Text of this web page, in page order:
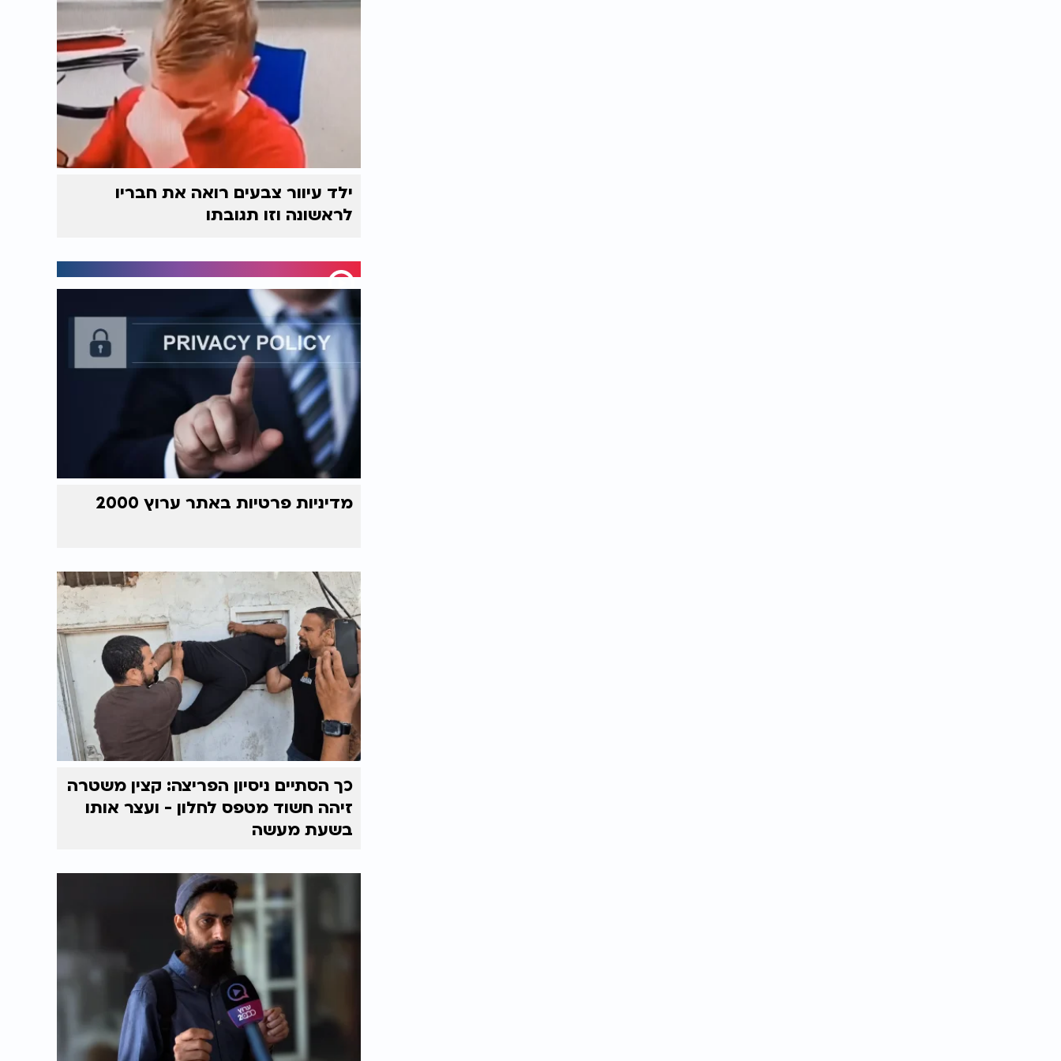
ילד עיוור צבעים רואה את חבריו
לראשונה וזו תגובתו
מדיניות פרטיות באתר ערוץ 2000
כך הסתיים ניסיון הפריצה: קצין משטרה
זיהה חשוד מטפס לחלון - ועצר אותו
בשעת מעשה